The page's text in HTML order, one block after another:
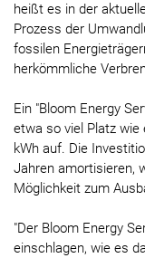
heißt es in der
Prozess der
fossilen
herkömmliche
Ein "Bloom Energy
etwa so viel Platz wie
kWh auf. Die
Jahren amortisieren,
Möglichkeit zum
"Der Bloom Energy
einschlagen, wie es